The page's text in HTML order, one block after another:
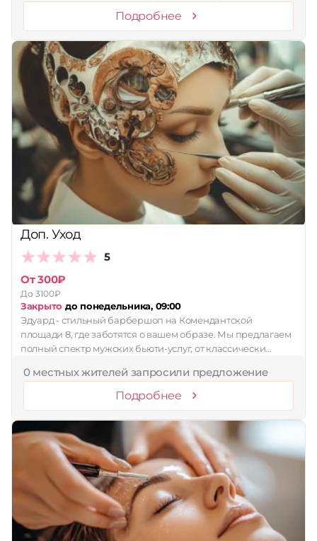
Подробнее
Доп. Уход
5
От 300₽
До 3100₽
Закрыто до понедельника, 09:00
Эдуард - стильный барбершоп на Комендантской
площади 8, где заботятся о вашем образе. Мы предлагаем
полный спектр мужских бьюти-услуг, от классически…
0 местных жителей запросили предложение
Подробнее